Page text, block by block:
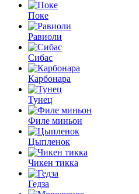
Поке
Равиоли
Сибас
Карбонара
Тунец
Филе миньон
Цыпленок
Чикен тикка
Гедза